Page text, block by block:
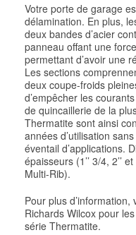
Votre porte de garage
délamination. En plus,
deux bandes d’acier
panneau offant une
permettant d’avoir une
Les sections
deux coupe-froids
d’empêcher les
de quincaillerie de la
Thermatite sont ainsi
années d’utilisation
éventail d’applications.
épaisseurs (1’’ 3/4, 2’’
Multi-Rib).
Pour plus
Richards Wilcox pour
série Thermatite.